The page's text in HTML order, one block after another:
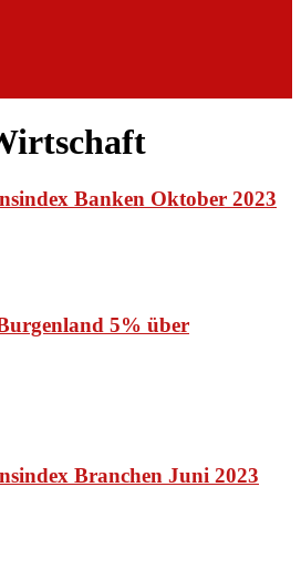
Banken Oktober 2023
5% über
Branchen Juni 2023